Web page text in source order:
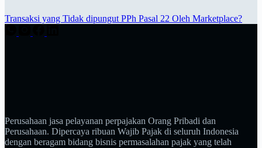
Transaksi yang Tidak dipungut PPh Pasal 22 Oleh Marketplace?
Perusahaan jasa pelayanan perpajakan Orang Pribadi dan
Perusahaan. Dipercaya ribuan Wajib Pajak di seluruh Indonesia
dengan beragam bidang bisnis permasalahan pajak yang telah